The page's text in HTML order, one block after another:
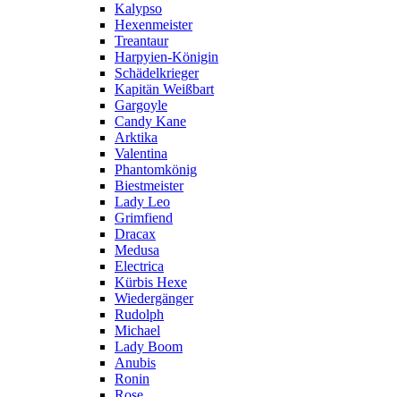
Kalypso
Hexenmeister
Treantaur
Harpyien-Königin
Schädelkrieger
Kapitän Weißbart
Gargoyle
Candy Kane
Arktika
Valentina
Phantomkönig
Biestmeister
Lady Leo
Grimfiend
Dracax
Medusa
Electrica
Kürbis Hexe
Wiedergänger
Rudolph
Michael
Lady Boom
Anubis
Ronin